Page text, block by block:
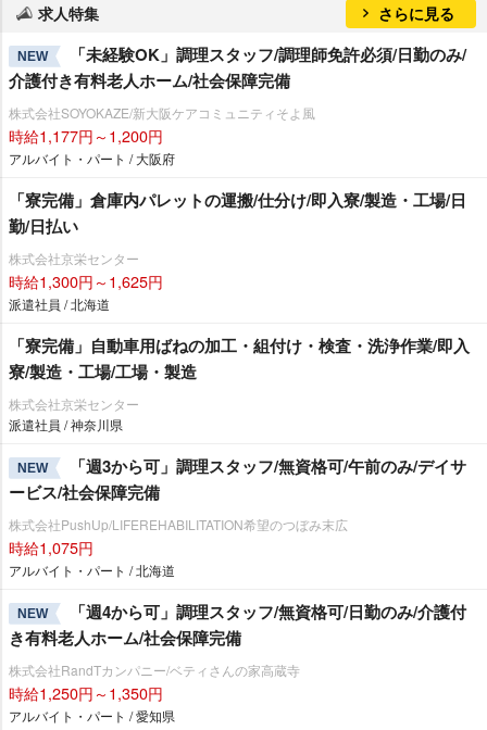
求人特集 さらに見る
NEW
「未経験OK」調理スタッフ/調理師免許必須/日勤のみ/
介護付き有料老人ホーム/社会保障完備
株式会社SOYOKAZE/新大阪ケアコミュニティそよ風
時給1,177円～1,200円
アルバイト・パート / 大阪府
「寮完備」倉庫内パレットの運搬/仕分け/即入寮/製造・工場/日
勤/日払い
株式会社京栄センター
時給1,300円～1,625円
派遣社員 / 北海道
「寮完備」自動車用ばねの加工・組付け・検査・洗浄作業/即入
寮/製造・工場/工場・製造
株式会社京栄センター
派遣社員 / 神奈川県
NEW
「週3から可」調理スタッフ/無資格可/午前のみ/デイサ
ービス/社会保障完備
株式会社PushUp/LIFEREHABILITATION希望のつぼみ末広
時給1,075円
アルバイト・パート / 北海道
NEW
「週4から可」調理スタッフ/無資格可/日勤のみ/介護付
き有料老人ホーム/社会保障完備
株式会社RandTカンパニー/ベティさんの家高蔵寺
時給1,250円～1,350円
アルバイト・パート / 愛知県